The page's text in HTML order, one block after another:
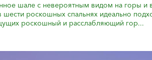
шале с невероятным видом на горы и
шести роскошных спальнях идеально
роскошный и расслабляющий гор...